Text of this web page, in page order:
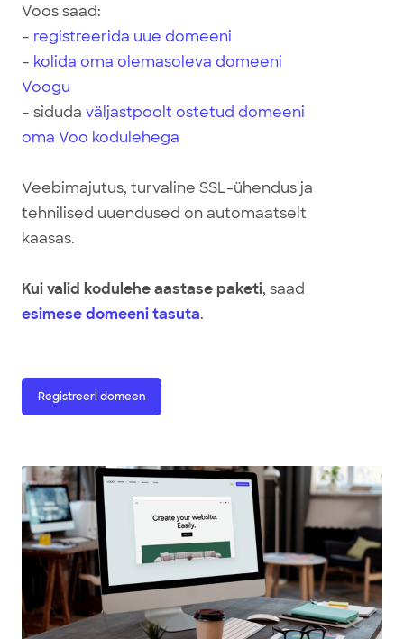
Voos saad:
– registreerida uue domeeni
– kolida oma olemasoleva domeeni
Voogu
– siduda väljastpoolt ostetud domeeni
oma Voo kodulehega
Veebimajutus, turvaline SSL-ühendus ja
tehnilised uuendused on automaatselt
kaasas.
Kui valid kodulehe aastase paketi, saad
esimese domeeni tasuta.
Registreeri domeen